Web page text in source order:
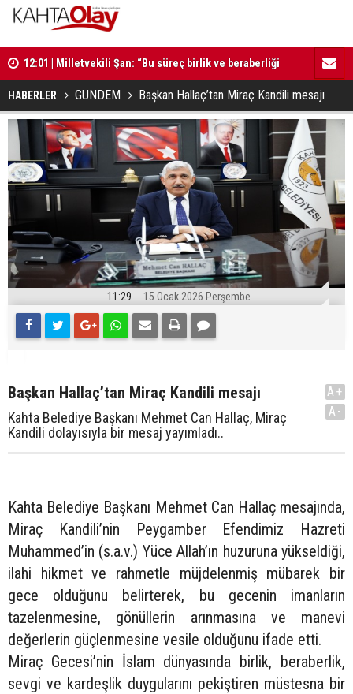
12:01 | Milletvekili Şan: “Bu süreç birlik ve beraberliği
11:59 | Komşu kavgasında 1 ölü, 1 çocuk yaralı
11:58 |
ziyaret
HABERLER GÜNDEM Başkan Hallaç’tan Miraç Kandili mesajı
11:29 15 Ocak 2026 Perşembe
Başkan Hallaç’tan Miraç Kandili mesajı
Kahta Belediye Başkanı Mehmet Can Hallaç, Miraç
Kandili dolayısıyla bir mesaj yayımladı..
A+
A-
Kahta Belediye Başkanı Mehmet Can Hallaç mesajında,
Miraç Kandili’nin Peygamber Efendimiz Hazreti
Muhammed’in (s.a.v.) Yüce Allah’ın huzuruna yükseldiği,
ilahi hikmet ve rahmetle müjdelenmiş mübarek bir
gece olduğunu belirterek, bu gecenin imanların
tazelenmesine, gönüllerin arınmasına ve manevi
değerlerin güçlenmesine vesile olduğunu ifade etti.
Miraç Gecesi’nin İslam dünyasında birlik, beraberlik,
sevgi ve kardeşlik duygularını pekiştiren müstesna bir